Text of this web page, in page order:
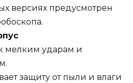
версиях предусмотрен
мелким ударам и
защиту от пыли и влаги